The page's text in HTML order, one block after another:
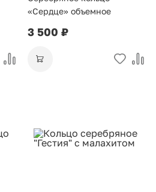
«Сердце» объемное
3 500 ₽